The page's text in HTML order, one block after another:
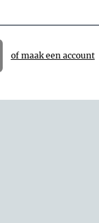
of maak een account